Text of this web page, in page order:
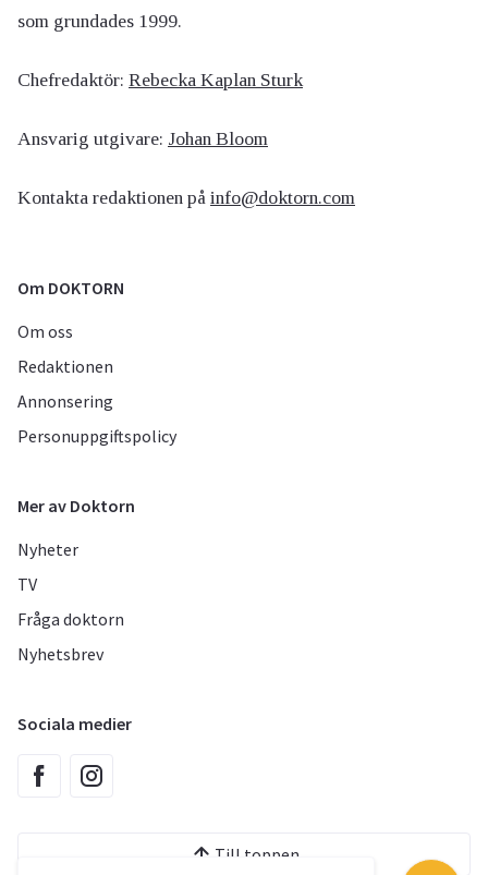
som grundades 1999.
Chefredaktör: Rebecka Kaplan Sturk
Ansvarig utgivare: Johan Bloom
Kontakta redaktionen på info@doktorn.com
Om DOKTORN
Om oss
Redaktionen
Annonsering
Personuppgiftspolicy
Mer av Doktorn
Nyheter
TV
Fråga doktorn
Nyhetsbrev
Sociala medier
Till toppen